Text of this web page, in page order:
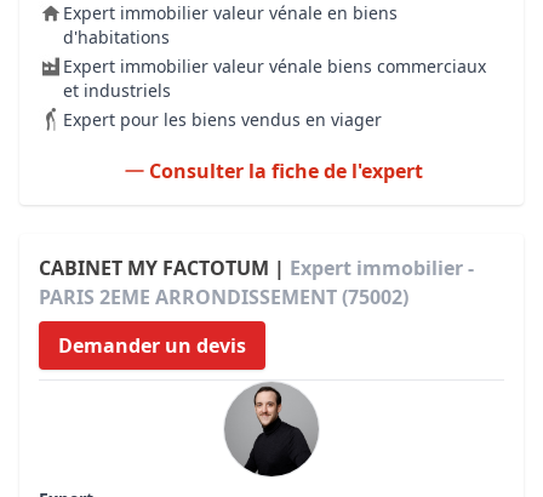
Expert immobilier valeur vénale en biens
d'habitations
Expert immobilier valeur vénale biens commerciaux
et industriels
Expert pour les biens vendus en viager
Consulter la fiche de l'expert
CABINET MY FACTOTUM | Expert immobilier -
PARIS 2EME ARRONDISSEMENT (75002)
Demander un devis